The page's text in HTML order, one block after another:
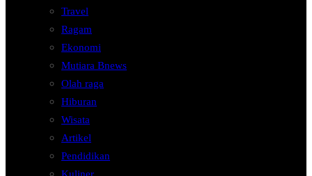
Travel
Ragam
Ekonomi
Mutiara Bnews
Olah raga
Hiburan
Wisata
Artikel
Pendidikan